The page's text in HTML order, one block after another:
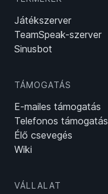
Játékszerver
TeamSpeak-szerver
Sinusbot
TÁMOGATÁS
E-mailes támogatás
Telefonos támogatás
Élő csevegés
Wiki
VÁLLALAT